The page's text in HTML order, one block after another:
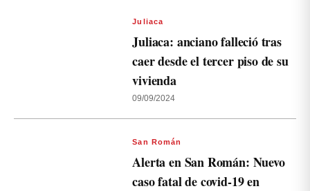
Juliaca
Juliaca: anciano falleció tras
caer desde el tercer piso de su
vivienda
09/09/2024
San Román
Alerta en San Román: Nuevo
caso fatal de covid-19 en